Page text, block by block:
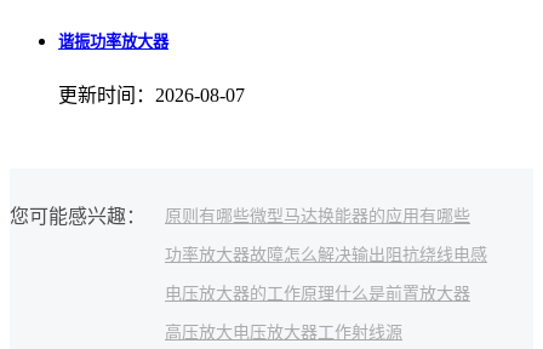
谐振功率放大器
更新时间：2026-08-07
您可能感兴趣： 原则有哪些微型马达换能器的应用有哪些
功率放大器故障怎么解决输出阻抗绕线电感
电压放大器的工作原理什么是前置放大器
高压放大 电压放大器工作射线源